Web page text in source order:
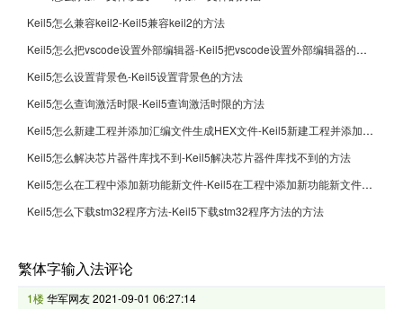
Keil5怎么兼容keil2-Keil5兼容keil2的方法
Keil5怎么把vscode设置外部编辑器-Keil5把vscode设置外部编辑器的方法
Keil5怎么设置背景色-Keil5设置背景色的方法
Keil5怎么查询激活时限-Keil5查询激活时限的方法
Keil5怎么新建工程并添加汇编文件生成HEX文件-Keil5新建工程并添加汇编文件生成HEX文件的方法
Keil5怎么解决芯片器件库找不到-Keil5解决芯片器件库找不到的方法
Keil5怎么在工程中添加新功能新文件-Keil5在工程中添加新功能新文件的方法
Keil5怎么下载stm32程序方法-Keil5下载stm32程序方法的方法
繁体字输入法评论
1楼华军网友2021-09-01 06:27:14